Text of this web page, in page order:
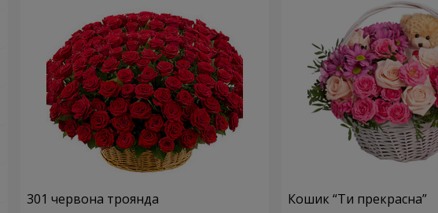
301 червона троянда Кошик “Ти прекрасна”